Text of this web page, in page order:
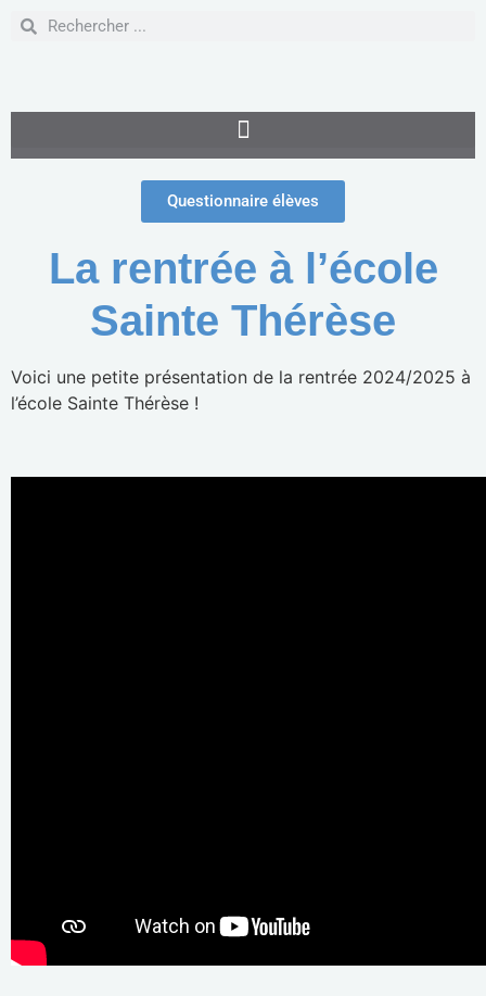
Questionnaire élèves
La rentrée à l’école
Sainte Thérèse
Voici une petite présentation de la rentrée 2024/2025 à
l’école Sainte Thérèse !